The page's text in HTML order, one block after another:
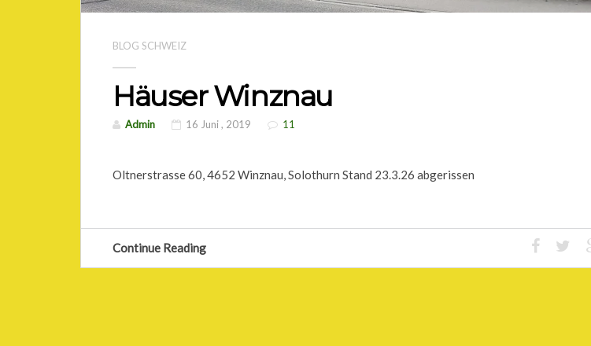
BLOG SCHWEIZ
Häuser Winznau
Admin 16 Juni , 2019 11
Oltnerstrasse 60, 4652 Winznau, Solothurn Stand 23.3.26 abgerissen
Continue Reading